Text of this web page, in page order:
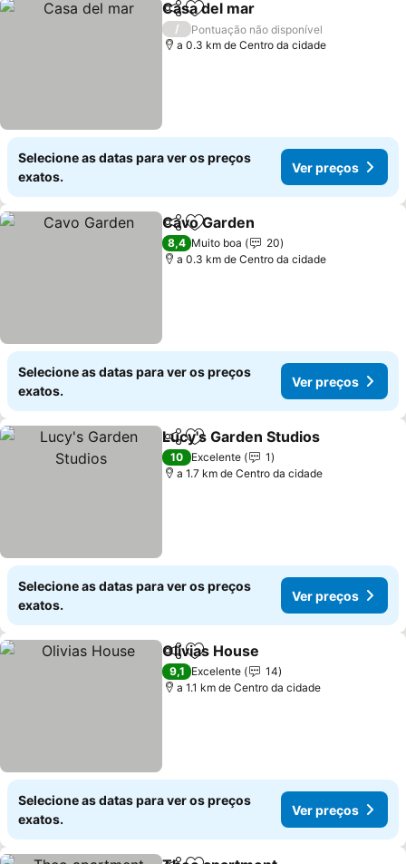
PartilharAdicionar aos favoritos
Casa del mar
/
Pontuação não disponível
a 0.3 km de Centro da cidade
Selecione as datas para ver os preços
exatos.
Ver preços
PartilharAdicionar aos favoritos
Cavo Garden
8,4 Muito boa
20
a 0.3 km de Centro da cidade
Selecione as datas para ver os preços
exatos.
Ver preços
PartilharAdicionar aos favoritos
Lucy's Garden Studios
10 Excelente
1
a 1.7 km de Centro da cidade
Selecione as datas para ver os preços
exatos.
Ver preços
PartilharAdicionar aos favoritos
Olivias House
9,1 Excelente
14
a 1.1 km de Centro da cidade
Selecione as datas para ver os preços
exatos.
Ver preços